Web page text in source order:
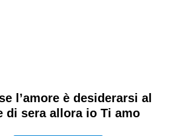
l’amore è desiderarsi al
di sera allora io Ti amo